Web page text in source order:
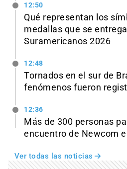
12:50
Qué representan los
medallas que se
Suramericanos 2026
12:48
Tornados en el sur de
fenómenos fueron
12:36
Más de 300 personas
encuentro de Newcom
Ver todas las noticias